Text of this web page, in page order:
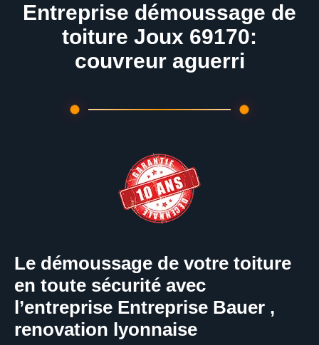
Entreprise démoussage de
toiture Joux 69170:
couvreur aguerri
Le démoussage de votre toiture
en toute sécurité avec
l’entreprise Entreprise Bauer ,
renovation lyonnaise